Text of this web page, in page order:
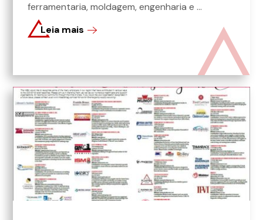
ferramentaria, moldagem, engenharia e ...
Leia mais